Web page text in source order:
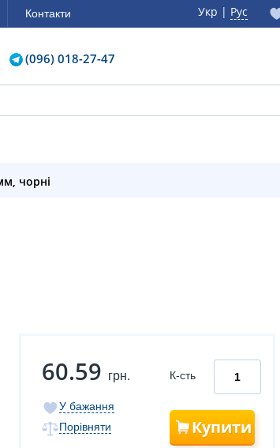
Контакти Укр | Рус
(096) 018-27-47
чорні
60.59 грн.
У бажання
Порівняти
К-сть
Купити